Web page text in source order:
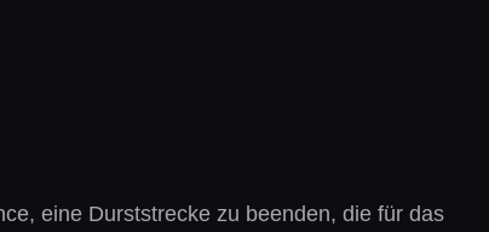
eine Durststrecke zu beenden, die für das